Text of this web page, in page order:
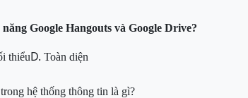
Google Hangouts và Google Drive?
thiểuD. Toàn diện
hệ thống thông tin là gì?